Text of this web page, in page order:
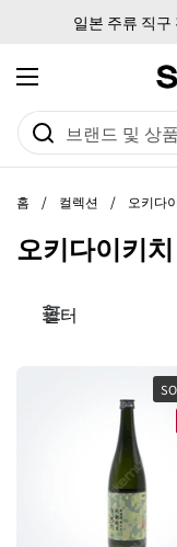
일본 주류 직
메뉴 열기
홈 / 컬렉션 / 오키다
오키다이키
필터